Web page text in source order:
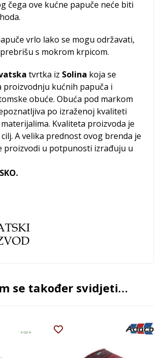
čega ove kućne papuče neće biti
vrlo lako se mogu održavati,
s mokrom krpicom.
tvrtka iz Solina koja se
proizvodnju kućnih papuča i
obuće. Obuća pod markom
po izraženoj kvaliteti
Kvaliteta proizvoda je
A velika prednost ovog brenda je
proizvodi u potpunosti izrađuju u
se također svidjeti…